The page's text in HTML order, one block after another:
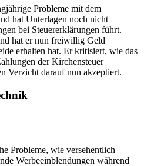
Probleme mit dem
hat Unterlagen noch nicht
bei Steuererklärungen führt.
hat er nun freiwillig Geld
erhalten hat. Er kritisiert, wie das
der Kirchensteuer
Verzicht darauf nun akzeptiert.
Probleme, wie versehentlich
Werbeeinblendungen während